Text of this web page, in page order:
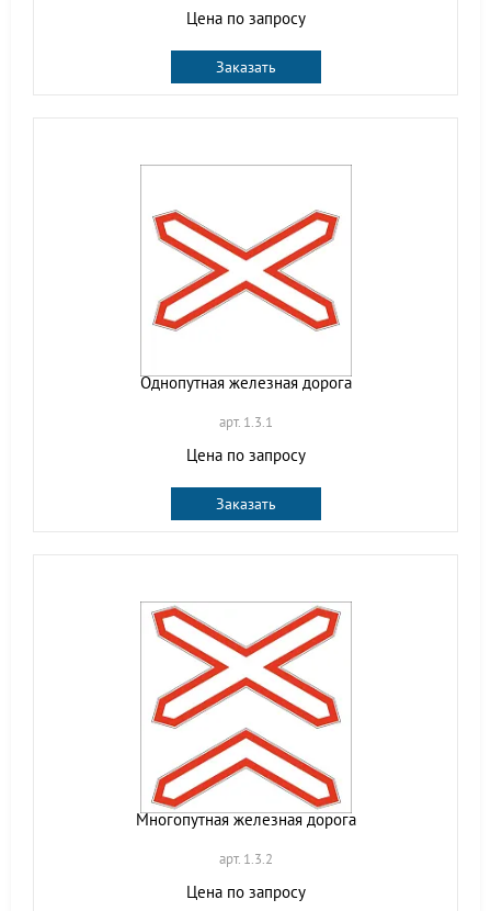
Цена по запросу
Заказать
Однопутная железная дорога
арт. 1.3.1
Цена по запросу
Заказать
Многопутная железная дорога
арт. 1.3.2
Цена по запросу